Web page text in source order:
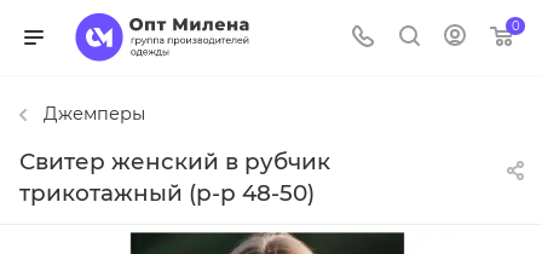
0
Джемперы
Свитер женский в рубчик
трикотажный (р-р 48-50)